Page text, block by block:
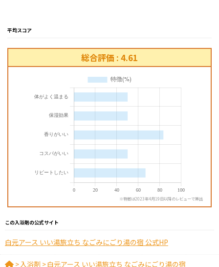
平均スコア
総合評価 : 4.61
※特徴は2023年4月19日以降のレビューで算出
この入浴剤の公式サイト
白元アース いい湯旅立ち なごみにごり湯の宿 公式HP
> 入浴剤 >白元アース いい湯旅立ち なごみにごり湯の宿